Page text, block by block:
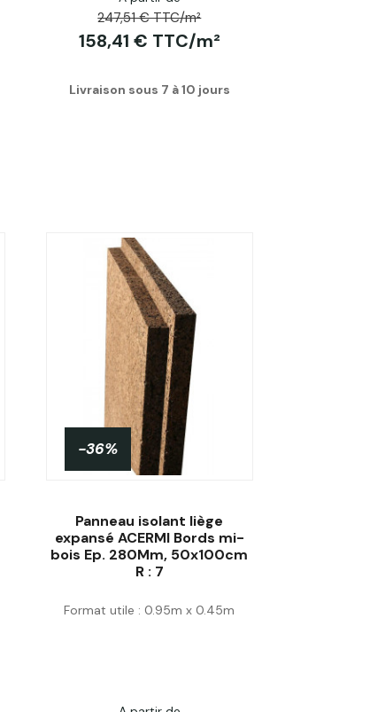
247,51 € TTC/m²
158,41 € TTC/m²
Livraison sous 7 à 10 jours
Acheter
-36%
Panneau isolant liège
expansé ACERMI Bords mi-
bois Ep. 280Mm, 50x100cm
R : 7
Format utile : 0.95m x 0.45m